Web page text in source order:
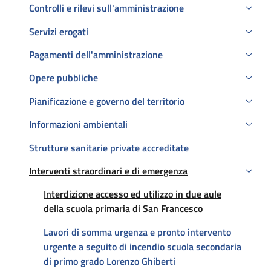
Controlli e rilevi sull'amministrazione
Servizi erogati
Pagamenti dell'amministrazione
Opere pubbliche
Pianificazione e governo del territorio
Informazioni ambientali
Strutture sanitarie private accreditate
Interventi straordinari e di emergenza
Attivo
Interdizione accesso ed utilizzo in due aule
della scuola primaria di San Francesco
Lavori di somma urgenza e pronto intervento
urgente a seguito di incendio scuola secondaria
di primo grado Lorenzo Ghiberti